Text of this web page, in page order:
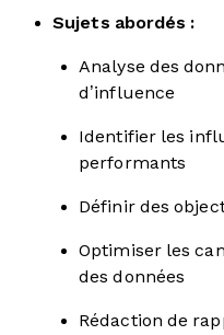
Sujets abordés :
Analyse des
d’influence
Identifier les
performants
Définir des
Optimiser les
des données
Rédaction de